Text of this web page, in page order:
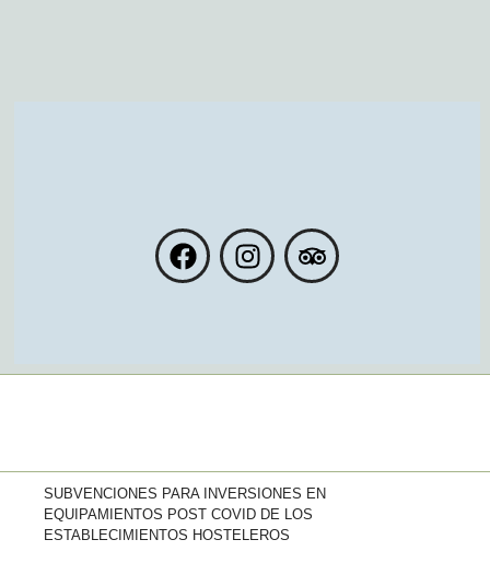
SUBVENCIONES PARA INVERSIONES EN
EQUIPAMIENTOS POST COVID DE LOS
ESTABLECIMIENTOS HOSTELEROS